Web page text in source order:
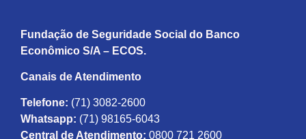
Fundação de Seguridade Social do Banco
Econômico S/A – ECOS.
Canais de Atendimento
Telefone: (71) 3082-2600
Whatsapp: (71) 98165-6043
Central de Atendimento: 0800 721 2600